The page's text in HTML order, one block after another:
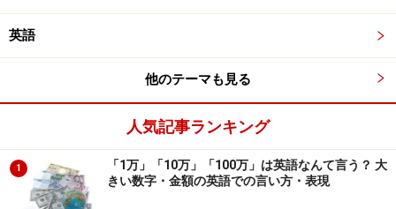
英語
他のテーマも見る
人気記事ランキング
1
「1万」「10万」「100万」は英語なんて言う？ 大
きい数字・金額の英語での言い方・表現